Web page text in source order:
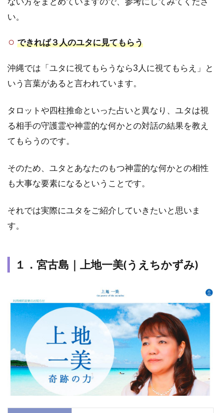
THE
で長
谷川
さん
が占
って
った
占い
師
は？
ユタ
に会
ど、
はど
い？
予約
でき
ると
4.3
人気
の占
いバ
い。
できれば３人のユタに見てもらう
沖縄では「ユタに視てもらうなら3人に視てもらえ」と
いう言葉があると言われています。
タロットや四柱推命といった占いと異なり、ユタは視
る相手の守護霊や神霊的な何かとの対話の結果を教え
てもらうのです。
そのため、ユタとあなたのもつ神霊的な何かとの相性
も大事な要素になるということです。
それでは実際にユタをご紹介していきたいと思いま
す。
１．宮古島｜上地一美(うえちかずみ)